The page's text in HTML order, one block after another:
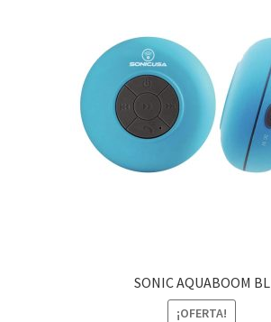
SONIC AQUABOOM BL
¡OFERTA!